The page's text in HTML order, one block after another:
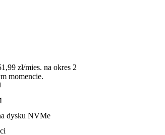
zł/mies. na okres 2
momencie.
dysku NVMe